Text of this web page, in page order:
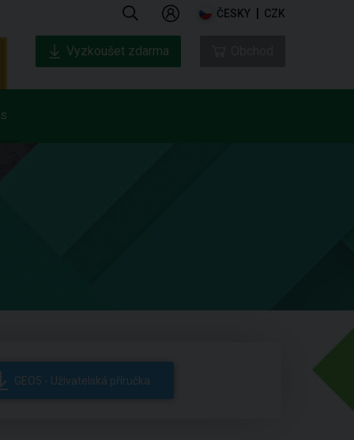
ČESKY CZK
Vyzkoušet zdarma
GEO5 - Uživatelská příručka